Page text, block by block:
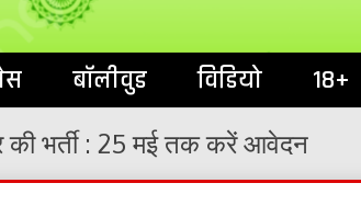
बॉलीवुड विडियो 18+
की भर्ती : 25 मई तक करें आवेदन